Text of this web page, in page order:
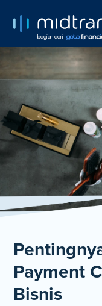
bagian dari
Payment
Bisnis